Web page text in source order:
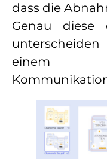
dass die
Genau diese
einem